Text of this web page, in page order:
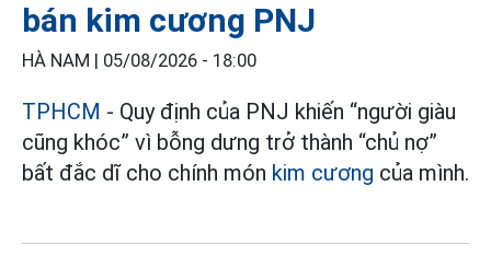
bán kim cương PNJ
HÀ NAM | 05/08/2026 - 18:00
TPHCM - Quy định của PNJ khiến “người giàu
cũng khóc” vì bỗng dưng trở thành “chủ nợ”
bất đắc dĩ cho chính món kim cương của mình.